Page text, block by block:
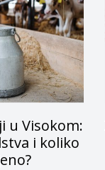
u Visokom:
i koliko